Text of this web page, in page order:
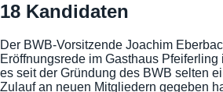
18 Kandidaten
Der BWB-Vorsitzende Joachim
Eröffnungsrede im Gasthaus
es seit der Gründung des BWB selten
Zulauf an neuen Mitgliedern gegeben